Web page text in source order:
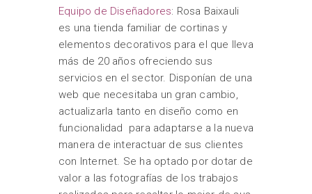
Equipo de Diseñadores: Rosa Baixauli
es una tienda familiar de cortinas y
elementos decorativos para el que lleva
más de 20 años ofreciendo sus
servicios en el sector. Disponían de una
web que necesitaba un gran cambio,
actualizarla tanto en diseño como en
funcionalidad para adaptarse a la nueva
manera de interactuar de sus clientes
con Internet. Se ha optado por dotar de
valor a las fotografías de los trabajos